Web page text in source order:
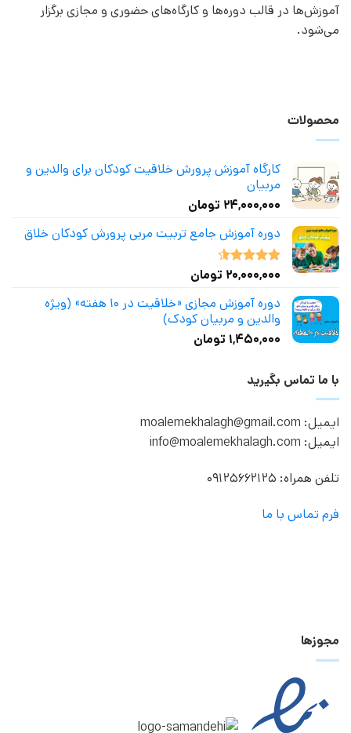
آموزش‌ها در قالب دوره‌ها و کارگاه‌های حضوری و مجازی برگزار
می‌شود.
محصولات
کارگاه آموزش پرورش خلاقیت کودکان برای والدین و
مربیان
۲۴,۰۰۰,۰۰۰ تومان
دوره آموزش جامع تربیت مربی پرورش کودکان خلاق
نمره4.50
۲۰,۰۰۰,۰۰۰ تومان
دوره آموزش مجازی «خلاقیت در ۱۰ هفته» (ویژه
والدین و مربیان کودک)
۱,۴۵۰,۰۰۰ تومان
با ما تماس بگیرید
ایمیل: moalemekhalagh@gmail.com
ایمیل: info@moalemekhalagh.com
تلفن همراه: 09125662125
فرم تماس با ما
مجوزها